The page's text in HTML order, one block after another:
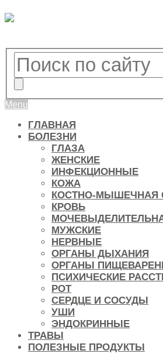
Menu
ГЛАВНАЯ
БОЛЕЗНИ
ГЛАЗА
ЖЕНСКИЕ
ИНФЕКЦИОННЫЕ
КОЖА
КОСТНО-МЫШЕЧНАЯ
КРОВЬ
МУЖСКИЕ
НЕРВНЫЕ
ОРГАНЫ ДЫХАНИЯ
ОРГАНЫ
ПСИХИЧЕСКИЕ
РОТ
СЕРДЦЕ И СОСУДЫ
УШИ
ЭНДОКРИННЫЕ
ТРАВЫ
ПОЛЕЗНЫЕ ПРОДУКТЫ